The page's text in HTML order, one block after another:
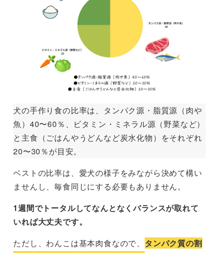
犬の手作り食の比率は、タンパク源・脂質源（肉や
魚）40〜60％、ビタミン・ミネラル源（野菜など）
と主食（ごはんやうどんなど炭水化物）をそれぞれ
20〜30％が目安。
ベストの比率は、愛犬の様子をみながら決めて構い
ませんし、毎食同じにする必要もありません。
1週間でトータルしてなんとなくバランスが取れて
いれば大丈夫です。
ただし、わんこは基本肉食なので、 タンパク質の割